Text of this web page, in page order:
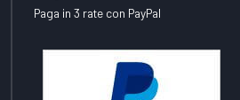
Paga in 3 rate con PayPal